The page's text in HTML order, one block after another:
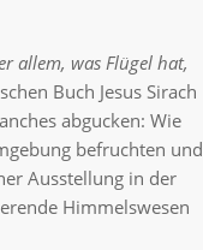
allem, was Flügel hat,
Buch Jesus Sirach
abgucken: Wie
befruchten und
Ausstellung in der
Himmelswesen